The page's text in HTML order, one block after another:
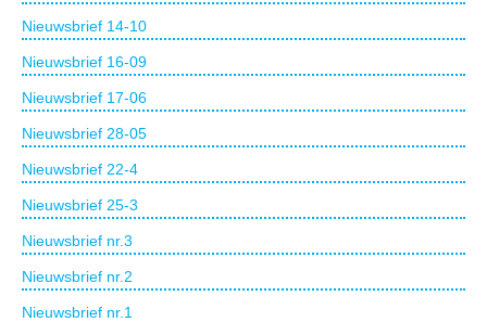
Nieuwsbrief 14-10
Nieuwsbrief 16-09
Nieuwsbrief 17-06
Nieuwsbrief 28-05
Nieuwsbrief 22-4
Nieuwsbrief 25-3
Nieuwsbrief nr.3
Nieuwsbrief nr.2
Nieuwsbrief nr.1